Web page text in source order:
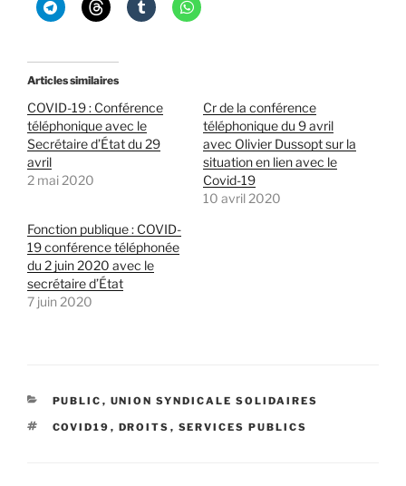
Articles similaires
COVID-19 : Conférence
téléphonique avec le
Secrétaire d’État du 29
avril
2 mai 2020
Cr de la conférence
téléphonique du 9 avril
avec Olivier Dussopt sur la
situation en lien avec le
Covid-19
10 avril 2020
Fonction publique : COVID-
19 conférence téléphonée
du 2 juin 2020 avec le
secrétaire d’État
7 juin 2020
CATÉGORIES
PUBLIC , UNION SYNDICALE SOLIDAIRES
ÉTIQUETTES
COVID19 , DROITS , SERVICES PUBLICS